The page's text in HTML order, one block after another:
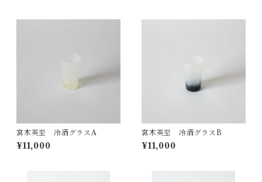
宮木英至 冷酒グラスA
¥11,000
宮木英至 冷酒グラスB
¥11,000